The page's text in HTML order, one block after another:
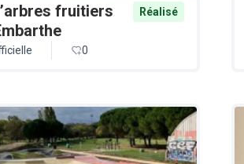
fruitiers
Réalisé
0